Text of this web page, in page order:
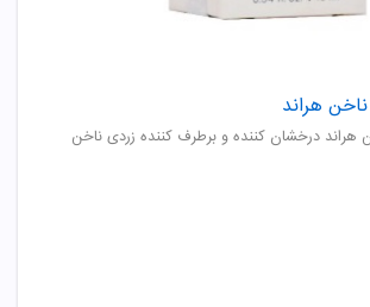
هراند
درخشان کننده و برطرف کننده زردی ناخن